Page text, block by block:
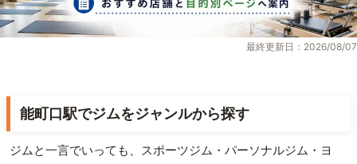
最終更新日：2026/08/07
能町口駅でジムをジャンルから探す
ジムと一言でいっても、スポーツジム・パーソナルジム・ヨ